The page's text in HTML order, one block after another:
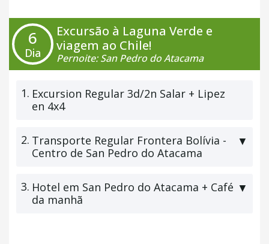
6
Dia
Excursão à Laguna Verde e
viagem ao Chile!
Pernoite: San Pedro do Atacama
1. Excursion Regular 3d/2n Salar + Lipez
en 4x4
2. Transporte Regular Frontera Bolívia -
Centro de San Pedro do Atacama
▼
3. Hotel em San Pedro do Atacama + Café
da manhã
▼